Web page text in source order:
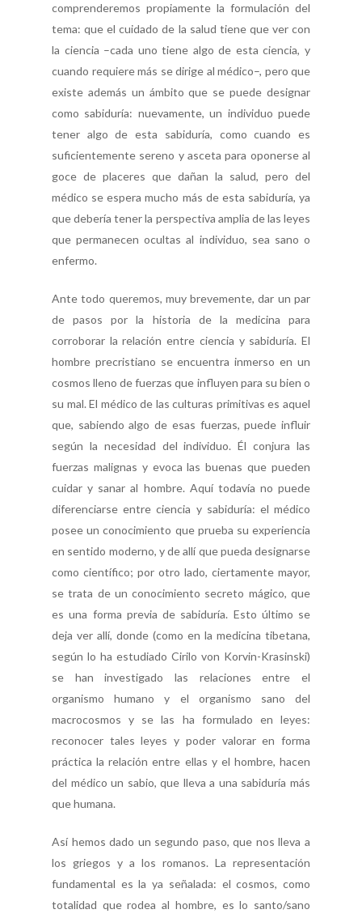
comprenderemos propiamente la formulación del
tema: que el cuidado de la salud tiene que ver con
la ciencia –cada uno tiene algo de esta ciencia, y
cuando requiere más se dirige al médico–, pero que
existe además un ámbito que se puede designar
como sabiduría: nuevamente, un individuo puede
tener algo de esta sabiduría, como cuando es
suficientemente sereno y asceta para oponerse al
goce de placeres que dañan la salud, pero del
médico se espera mucho más de esta sabiduría, ya
que debería tener la perspectiva amplia de las leyes
que permanecen ocultas al individuo, sea sano o
enfermo.
Ante todo queremos, muy brevemente, dar un par
de pasos por la historia de la medicina para
corroborar la relación entre ciencia y sabiduría. El
hombre precristiano se encuentra inmerso en un
cosmos lleno de fuerzas que influyen para su bien o
su mal. El médico de las culturas primitivas es aquel
que, sabiendo algo de esas fuerzas, puede influir
según la necesidad del individuo. Él conjura las
fuerzas malignas y evoca las buenas que pueden
cuidar y sanar al hombre. Aquí todavía no puede
diferenciarse entre ciencia y sabiduría: el médico
posee un conocimiento que prueba su experiencia
en sentido moderno, y de allí que pueda designarse
como científico; por otro lado, ciertamente mayor,
se trata de un conocimiento secreto mágico, que
es una forma previa de sabiduría. Esto último se
deja ver allí, donde (como en la medicina tibetana,
según lo ha estudiado Cirilo von Korvin-Krasinski)
se han investigado las relaciones entre el
organismo humano y el organismo sano del
macrocosmos y se las ha formulado en leyes:
reconocer tales leyes y poder valorar en forma
práctica la relación entre ellas y el hombre, hacen
del médico un sabio, que lleva a una sabiduría más
que humana.
Así hemos dado un segundo paso, que nos lleva a
los griegos y a los romanos. La representación
fundamental es la ya señalada: el cosmos, como
totalidad que rodea al hombre, es lo santo/sano